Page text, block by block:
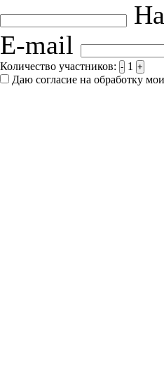
E-mail
Количество участников: - 1 +
Даю согласие на обработку